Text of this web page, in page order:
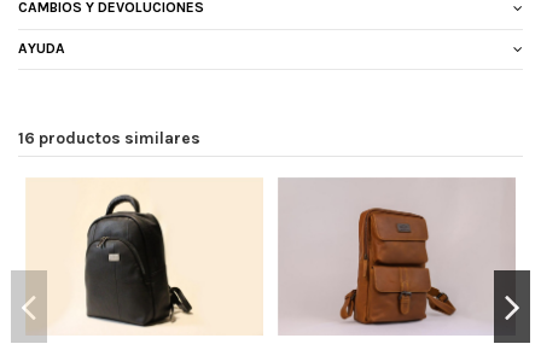
CAMBIOS Y DEVOLUCIONES
AYUDA
16 productos similares